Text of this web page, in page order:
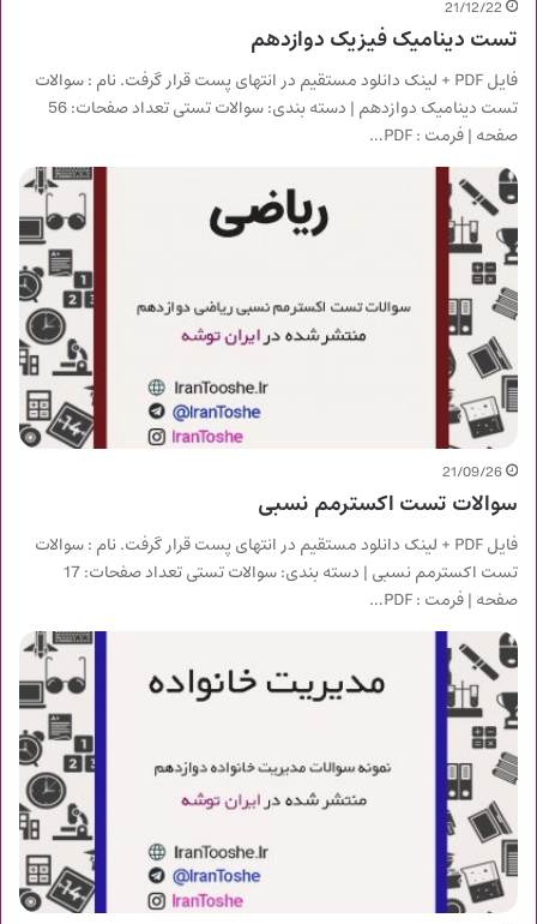
21/12/22
تست دینامیک فیزیک دوازدهم
فایل PDF + لینک دانلود مستقیم در انتهای پست قرار گرفت. نام : سوالات
تست دینامیک دوازدهم | دسته بندی: سوالات تستی تعداد صفحات: 56
صفحه | فرمت : PDF…
21/09/26
سوالات تست اکسترمم نسبی
فایل PDF + لینک دانلود مستقیم در انتهای پست قرار گرفت. نام : سوالات
تست اکسترمم نسبی | دسته بندی: سوالات تستی تعداد صفحات: 17
صفحه | فرمت : PDF…